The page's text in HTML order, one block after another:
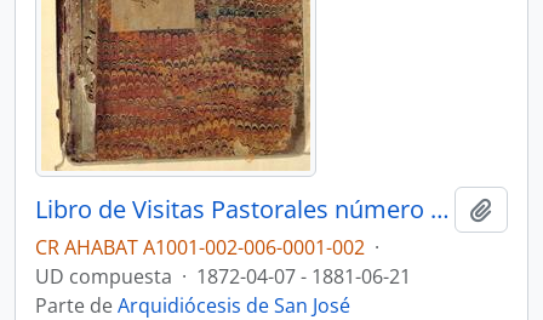
Libro de Visitas Pastorales número 2: Visitas de Domingo Rivas, Vicario Capitular (1872), Luis Bruschetti, Vicario Apostólico (1877 - 1878), y Bernardo Augusto Thiel, II Obispo de San José (1880- 1881)
CR AHABAT A1001-002-006-0001-002 ·
UD compuesta · 1872-04-07 - 1881-06-21
Parte deArquidiócesis de San José